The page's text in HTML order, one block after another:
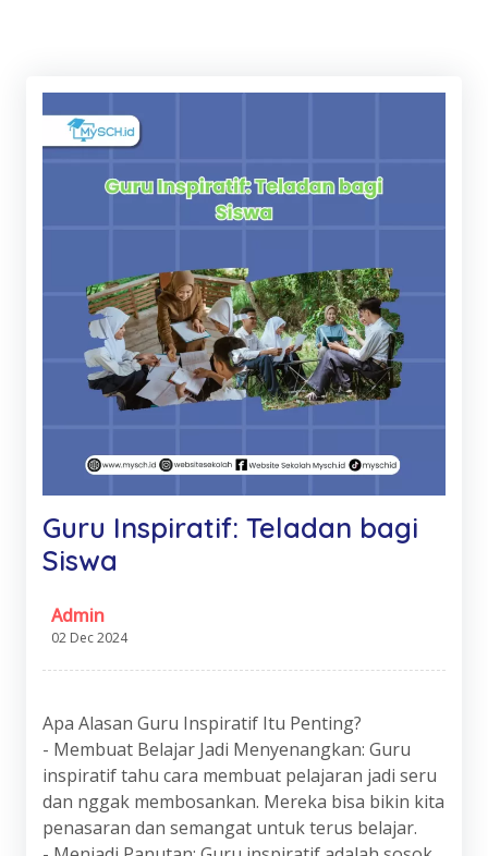
Guru Inspiratif: Teladan bagi
Siswa
Admin
02 Dec 2024
Apa Alasan Guru Inspiratif Itu Penting?
- Membuat Belajar Jadi Menyenangkan: Guru
inspiratif tahu cara membuat pelajaran jadi seru
dan nggak membosankan. Mereka bisa bikin kita
penasaran dan semangat untuk terus belajar.